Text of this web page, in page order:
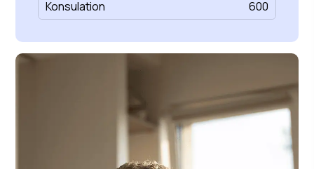
Konsulation 600